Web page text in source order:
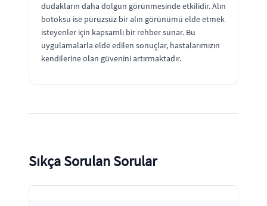
dudakların daha dolgun görünmesinde etkilidir. Alın
botoksu ise pürüzsüz bir alın görünümü elde etmek
isteyenler için kapsamlı bir rehber sunar. Bu
uygulamalarla elde edilen sonuçlar, hastalarımızın
kendilerine olan güvenini artırmaktadır.
Sıkça Sorulan Sorular